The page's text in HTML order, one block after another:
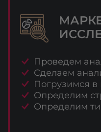
Проведем
Сделаем
Погрузимся
Определим
Определим